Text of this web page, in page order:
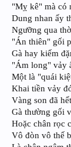
"Mỵ kê" mà có
Dung nhan ấy
Ngưỡng qua
"Án thiên" gối
Gà hay kiếm
"Ám long" vảy
Một là "quái
Khai tiền vảy
Vàng son đã
Gà thường gối
Hoặc chân rọc
Vô đòn vô thế